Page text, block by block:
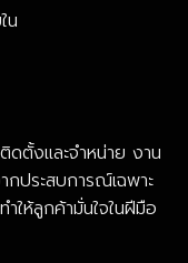
น
ตั้งและจำหน่าย งาน
ประสบการณ์เฉพาะ
ห้ลูกค้ามั่นใจในฝีมือ